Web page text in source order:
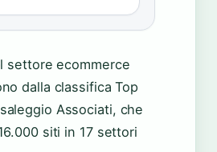
settore ecommerce
dalla classifica Top
Associati, che
siti in 17 settori